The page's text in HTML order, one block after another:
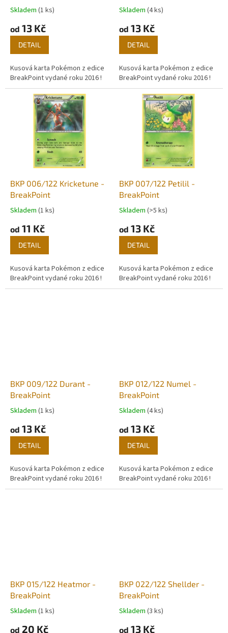
Skladem (1 ks)
od 13 Kč
DETAIL
Kusová karta Pokémon z edice
BreakPoint vydané roku 2016 !
Skladem (4 ks)
od 13 Kč
DETAIL
Kusová karta Pokémon z edice
BreakPoint vydané roku 2016 !
BKP 006/122 Kricketune -
BreakPoint
Skladem (1 ks)
od 11 Kč
DETAIL
Kusová karta Pokémon z edice
BreakPoint vydané roku 2016 !
BKP 007/122 Petilil -
BreakPoint
Skladem (>5 ks)
od 13 Kč
DETAIL
Kusová karta Pokémon z edice
BreakPoint vydané roku 2016 !
BKP 009/122 Durant -
BreakPoint
Skladem (1 ks)
od 13 Kč
DETAIL
Kusová karta Pokémon z edice
BreakPoint vydané roku 2016 !
BKP 012/122 Numel -
BreakPoint
Skladem (4 ks)
od 13 Kč
DETAIL
Kusová karta Pokémon z edice
BreakPoint vydané roku 2016 !
BKP 015/122 Heatmor -
BreakPoint
Skladem (1 ks)
od 20 Kč
BKP 022/122 Shellder -
BreakPoint
Skladem (3 ks)
od 13 Kč